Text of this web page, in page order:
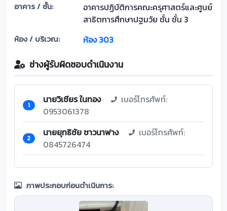
อาคาร / ชั้น:
อาคารปฏิบัติการคณะครุศาสตร์และศูนย์
สาธิตการศึกษาปฐมวัย ชั้น ชั้น 3
ห้อง / บริเวณ: ห้อง 303
ช่างผู้รับผิดชอบดำเนินงาน
1 นายวิเชียร ในทอง
เบอร์โทรศัพท์:
0953061378
2 นายยุทธิชัย ชาวนาฟาง
เบอร์โทรศัพท์:
0845726474
ภาพประกอบก่อนดำเนินการ: